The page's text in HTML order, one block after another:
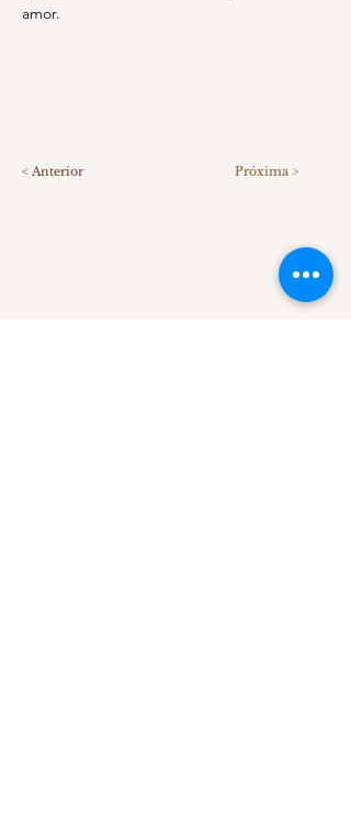
amor.
< Anterior Próxima >